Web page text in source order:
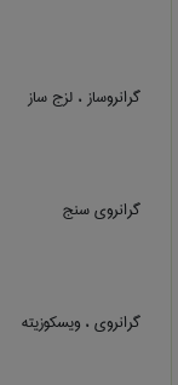
گرانروساز ، لزج ساز
گرانروی سنج
گرانروی ، ویسکوزیته